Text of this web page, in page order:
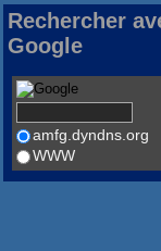
Rechercher
Google
amfg.dyndns.org
WWW